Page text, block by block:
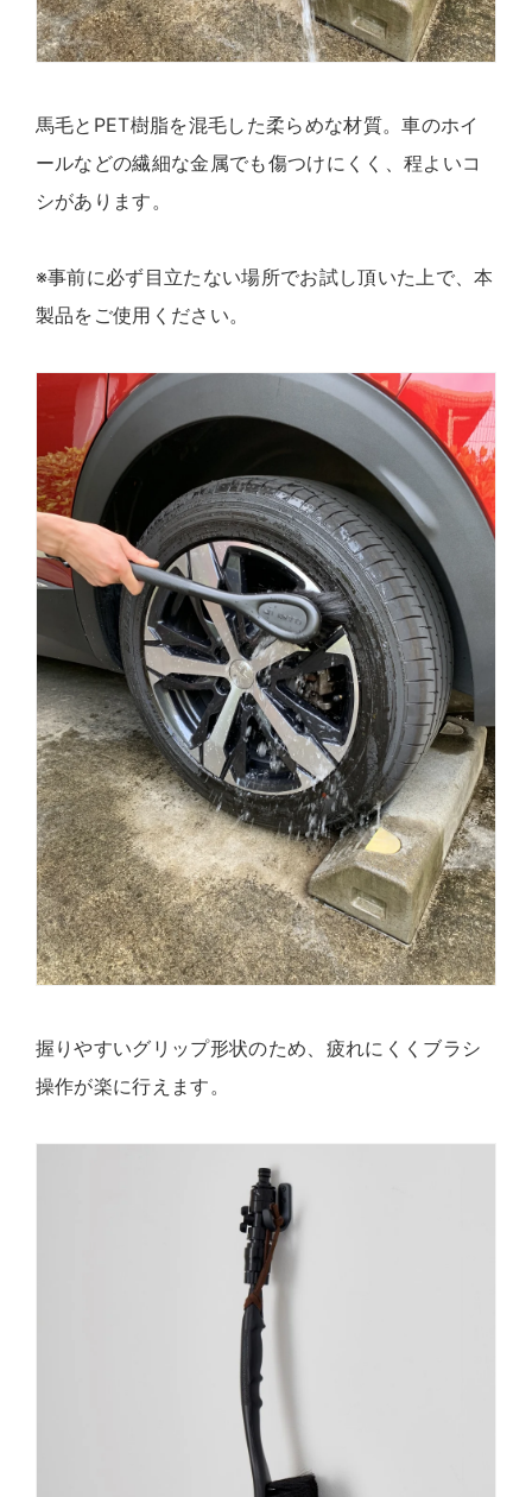
馬毛とPET樹脂を混毛した柔らめな材質。車のホイ
ールなどの繊細な金属でも傷つけにくく、程よいコ
シがあります。
※事前に必ず目立たない場所でお試し頂いた上で、本
製品をご使用ください。
握りやすいグリップ形状のため、疲れにくくブラシ
操作が楽に行えます。